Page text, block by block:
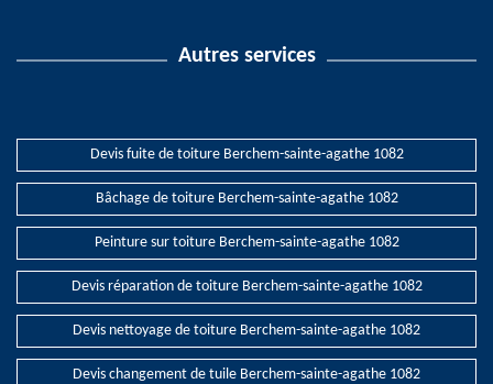
Autres services
Devis fuite de toiture Berchem-sainte-agathe 1082
Bâchage de toiture Berchem-sainte-agathe 1082
Peinture sur toiture Berchem-sainte-agathe 1082
Devis réparation de toiture Berchem-sainte-agathe 1082
Devis nettoyage de toiture Berchem-sainte-agathe 1082
Devis changement de tuile Berchem-sainte-agathe 1082